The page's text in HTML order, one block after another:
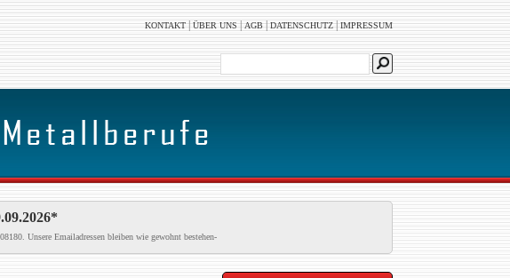
KONTAKT|ÜBER UNS|AGB|DATENSCHUTZ|IMPRESSUM
Unsere Emailadressen bleiben wie gewohnt bestehen-